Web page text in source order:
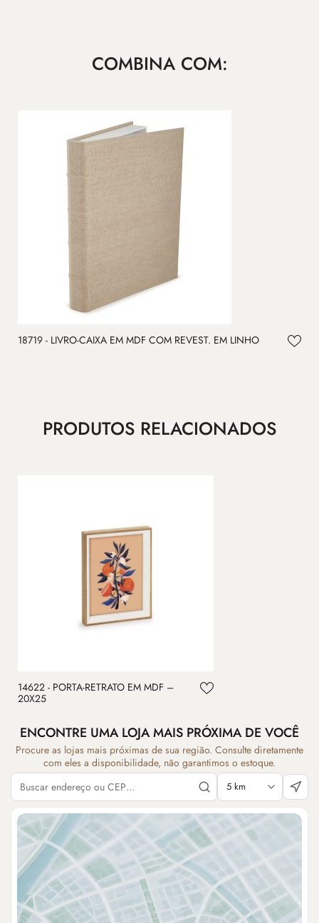
COMBINA COM:
18719 - LIVRO-CAIXA EM MDF COM REVEST. EM LINHO
PRODUTOS RELACIONADOS
14622 - PORTA-RETRATO EM MDF –
20X25
ENCONTRE UMA LOJA MAIS PRÓXIMA DE VOCÊ
Procure as lojas mais próximas de sua região. Consulte diretamente
com eles a disponibilidade, não garantimos o estoque.